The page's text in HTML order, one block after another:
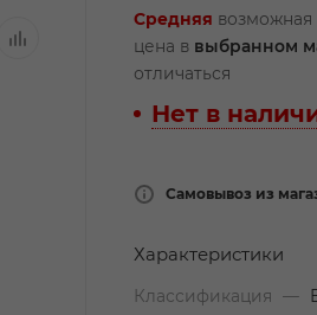
Средняя возможная
цена в выбранном
отличаться
Нет в
Самовывоз из
Характеристики
Классификация —